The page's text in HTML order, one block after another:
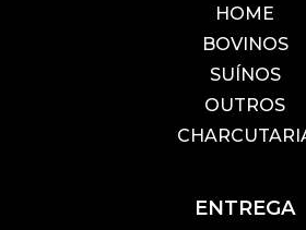
HOME
BOVINOS
SUÍNOS
OUTROS
ENTREGA